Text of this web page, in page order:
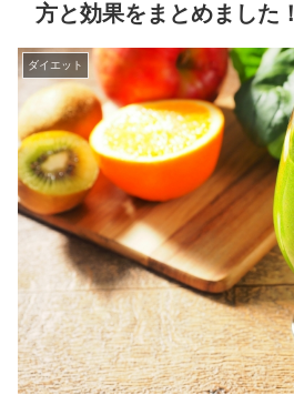
方と効果をまとめました！
ダイエット